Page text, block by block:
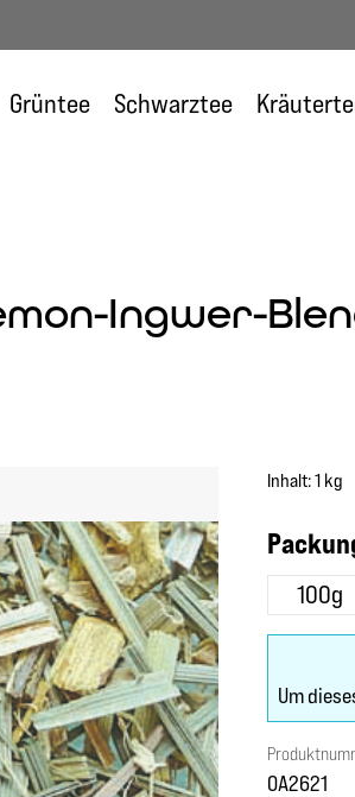
Grüntee Schwarztee
Ingwer-
Inhalt:1 kg
100g
Um
OA2621